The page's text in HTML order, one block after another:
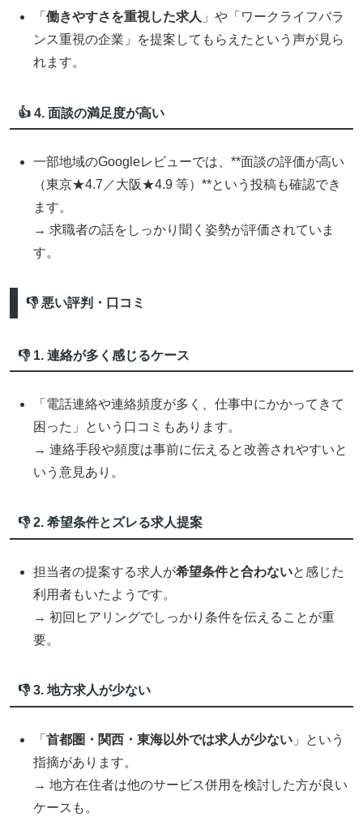
「働きやすさを重視した求人 」や「ワークライフバラ
ンス重視の企業」を提案してもらえたという声が見ら
れます。
👍 4. 面談の満足度が高い
一部地域のGoogleレビューでは、**面談の評価が高い
（東京★4.7／大阪★4.9 等）**という投稿も確認でき
ます。
→ 求職者の話をしっかり聞く姿勢が評価されていま
す。
👎 悪い評判・口コミ
👎 1. 連絡が多く感じるケース
「電話連絡や連絡頻度が多く、仕事中にかかってきて
困った」という口コミもあります。
→ 連絡手段や頻度は事前に伝えると改善されやすいと
いう意見あり。
👎 2. 希望条件とズレる求人提案
担当者の提案する求人が希望条件と合わないと感じた
利用者もいたようです。
→ 初回ヒアリングでしっかり条件を伝えることが重
要。
👎 3. 地方求人が少ない
「首都圏・関西・東海以外では求人が少ない 」という
指摘があります。
→ 地方在住者は他のサービス併用を検討した方が良い
ケースも。